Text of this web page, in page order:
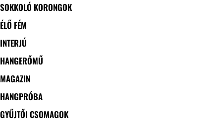
SOKKOLÓ KORONGOK
ÉLŐ FÉM
INTERJÚ
HANGERŐMŰ
MAGAZIN
HANGPRÓBA
GYŰJTŐI CSOMAGOK